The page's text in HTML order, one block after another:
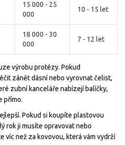
15 000 - 25
000
10 - 15 let
18 000 - 30
000
7 - 12 let
výrobu protézy. Pokud
zánět dásní nebo vyrovnat čelist,
zubní kanceláře nabízejí balíčky,
přímo.
Pokud si koupíte plastovou
rok ji musíte opravovat nebo
víc než za kovovou, která vám vydrží